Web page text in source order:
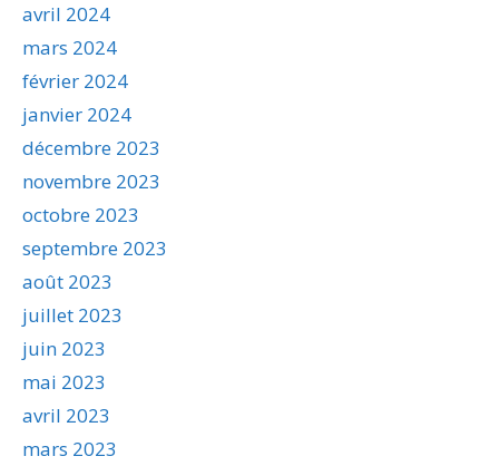
avril 2024
mars 2024
février 2024
janvier 2024
décembre 2023
novembre 2023
octobre 2023
septembre 2023
août 2023
juillet 2023
juin 2023
mai 2023
avril 2023
mars 2023